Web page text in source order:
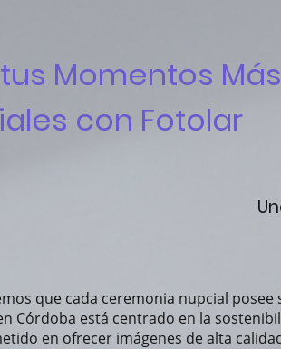
Momentos Más
con Fotolar
que cada ceremonia nupcial
Córdoba está centrado en la
en ofrecer imágenes de alta